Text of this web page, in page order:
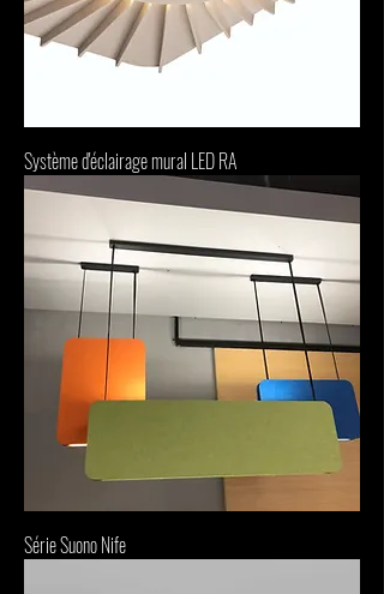
Système d'éclairage mural LED RA
Série Suono Nife